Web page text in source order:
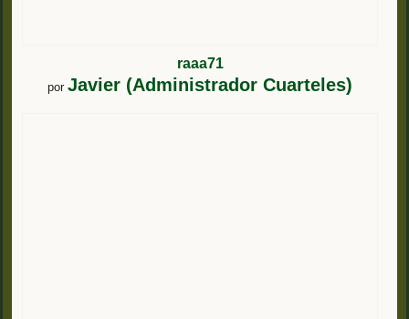
raaa71
por Javier (Administrador Cuarteles)